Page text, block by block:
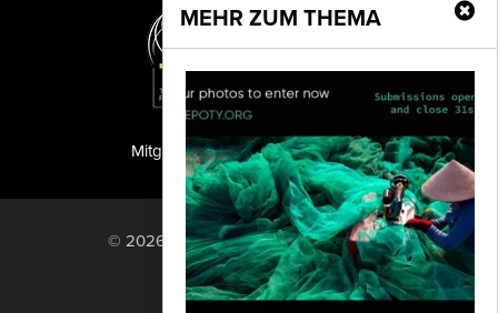
MEHR ZUM THEMA
PF Publishing GmbH
Mitglied der TIPA
© 2026 PF Publishing GmbH. All rights
reserved.
Nach oben